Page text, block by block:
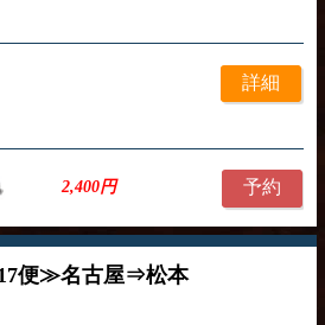
詳細
2,400円 予約
便≫名古屋⇒松本